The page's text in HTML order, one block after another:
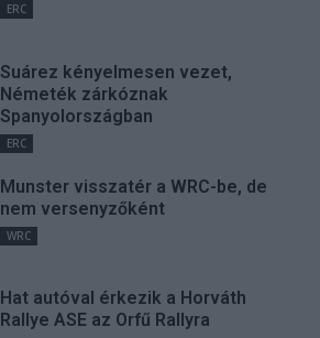
ERC
Suárez kényelmesen vezet,
Németék zárkóznak
Spanyolországban
ERC
Munster visszatér a WRC-be, de
nem versenyzőként
WRC
Hat autóval érkezik a Horváth
Rallye ASE az Orfű Rallyra